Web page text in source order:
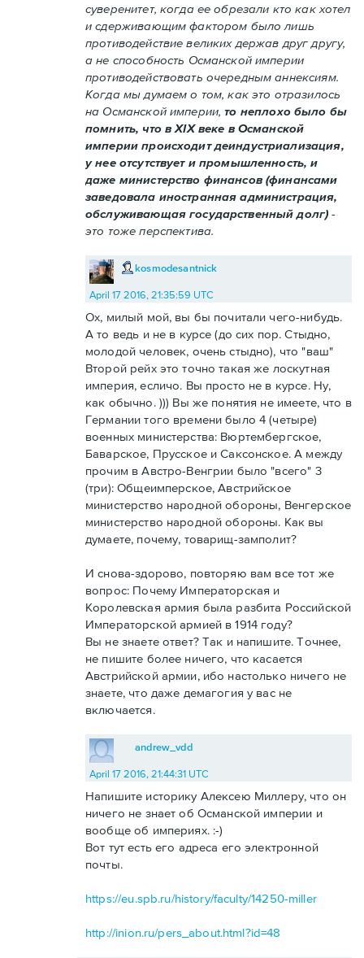
суверенитет, когда ее обрезали кто как хотел
и сдерживающим фактором было лишь
противодействие великих держав друг другу,
а не способность Османской империи
противодействовать очередным аннексиям.
Когда мы думаем о том, как это отразилось
на Османской империи,то неплохо было бы
помнить, что в XIX веке в Османской
империи происходит деиндустриализация,
у нее отсутствует и промышленность, и
даже министерство финансов (финансами
заведовала иностранная администрация,
обслуживающая государственный долг)-
это тоже перспектива.
kosmodesantnick
April 17 2016, 21:35:59 UTC
Ох, милый мой, вы бы почитали чего-нибудь.
А то ведь и не в курсе (до сих пор. Стыдно,
молодой человек, очень стыдно), что "ваш"
Второй рейх это точно такая же лоскутная
империя, есличо. Вы просто не в курсе. Ну,
как обычно. ))) Вы же понятия не имеете, что в
Германии того времени было 4 (четыре)
военных министерства: Вюртембергское,
Баварское, Прусское и Саксонское. А между
прочим в Австро-Венгрии было "всего" 3
(три): Общеимперское, Австрийское
министерство народной обороны, Венгерское
министерство народной обороны. Как вы
думаете, почему, товарищ-замполит?
И снова-здорово, повторяю вам все тот же
вопрос: Почему Императорская и
Королевская армия была разбита Российской
Императорской армией в 1914 году?
Вы не знаете ответ? Так и напишите. Точнее,
не пишите более ничего, что касается
Австрийской армии, ибо настолько ничего не
знаете, что даже демагогия у вас не
включается.
andrew_vdd
April 17 2016, 21:44:31 UTC
Напишите историку Алексею Миллеру, что он
ничего не знает об Османской империи и
вообще об империях. :-)
Вот тут есть его адреса его электронной
почты.
https://eu.spb.ru/history/faculty/14250-miller
http://inion.ru/pers_about.html?id=48